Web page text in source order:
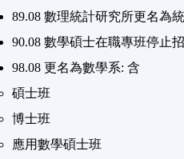
89.08 數理統計研究所更名為
90.08 數學碩士在職專班停止
98.08 更名為數學系: 含
碩士班
博士班
應用數學碩士班